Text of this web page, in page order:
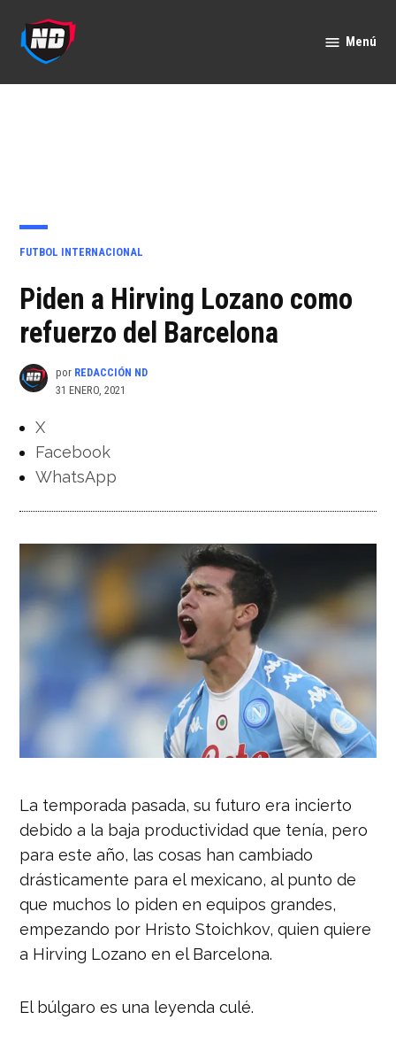
contenido
Menú
PUBLICADO
FUTBOL INTERNACIONAL
Piden a Hirving Lozano como
refuerzo del Barcelona
por REDACCIÓN ND
31 ENERO, 2021
X
Facebook
WhatsApp
La temporada pasada, su futuro era incierto
debido a la baja productividad que tenía, pero
para este año, las cosas han cambiado
drásticamente para el mexicano, al punto de
que muchos lo piden en equipos grandes,
empezando por Hristo Stoichkov, quien quiere
a Hirving Lozano en el Barcelona.
El búlgaro es una leyenda culé.